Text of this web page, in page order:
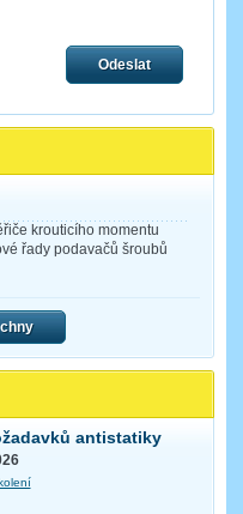
Odeslat
krouticího momentu
řady podavačů šroubů
antistatiky